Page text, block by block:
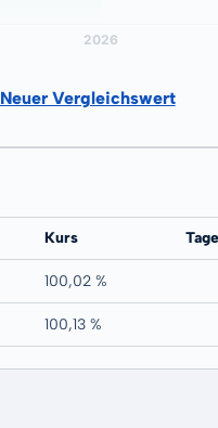
Neuer Vergleichswert
Kurs
100,02 %
100,13 %